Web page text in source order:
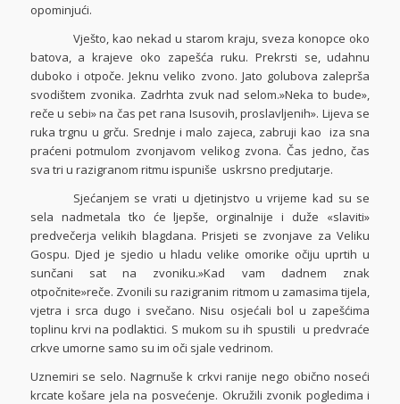
opominjući.
Vješto, kao nekad u starom kraju, sveza konopce oko
batova, a krajeve oko zapešća ruku. Prekrsti se, udahnu
duboko i otpoče. Jeknu veliko zvono. Jato golubova zaleprša
svodištem zvonika. Zadrhta zvuk nad selom.»Neka to bude»,
reče u sebi» na čas pet rana Isusovih, proslavljenih». Lijeva se
ruka trgnu u grču. Srednje i malo zajeca, zabruji kao iza sna
praćeni potmulom zvonjavom velikog zvona. Čas jedno, čas
sva tri u razigranom ritmu ispuniše uskrsno predjutarje.
Sjećanjem se vrati u djetinjstvo u vrijeme kad su se
sela nadmetala tko će ljepše, orginalnije i duže «slaviti»
predvečerja velikih blagdana. Prisjeti se zvonjave za Veliku
Gospu. Djed je sjedio u hladu velike omorike očiju uprtih u
sunčani sat na zvoniku.»Kad vam dadnem znak
otpočnite»reče. Zvonili su razigranim ritmom u zamasima tijela,
vjetra i srca dugo i svečano. Nisu osjećali bol u zapešćima
toplinu krvi na podlaktici. S mukom su ih spustili u predvraće
crkve umorne samo su im oči sjale vedrinom.
Uznemiri se selo. Nagrnuše k crkvi ranije nego obično noseći
krcate košare jela na posvećenje. Okružili zvonik pogledima i